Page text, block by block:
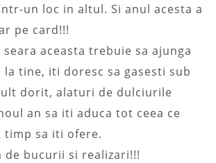
un loc in altul. Si anul acesta a
pe card!!!
aceasta trebuie sa ajunga
la tine, iti doresc sa gasesti sub
dorit, alaturi de dulciurile
an sa iti aduca tot ceea ce
timp sa iti ofere.
de bucurii si realizari!!!